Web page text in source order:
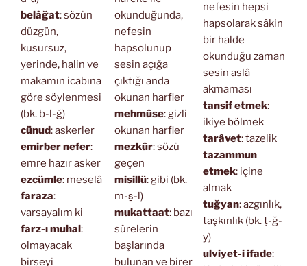
belâğat: sözün
düzgün,
kusursuz,
yerinde, halin ve
makamın icabına
göre söylenmesi
(bk. b-l-ğ)
cünud: askerler
emirber nefer:
emre hazır asker
ezcümle: meselâ
faraza:
varsayalım ki
farz-ı muhal:
olmayacak
birşeyi
okunduğunda,
nefesin
hapsolunup
sesin açığa
çıktığı anda
okunan harfler
mehmûse: gizli
okunan harfler
mezkûr: sözü
geçen
misillü: gibi (bk.
m-s̱-l)
mukattaat: bazı
sûrelerin
başlarında
bulunan ve birer
nefesin hepsi
hapsolarak sâkin
bir halde
okunduğu zaman
sesin aslâ
akmaması
tansif etmek:
ikiye bölmek
tarâvet: tazelik
tazammun
etmek: içine
almak
tuğyan: azgınlık,
taşkınlık (bk. ṭ-ğ-
y)
ulviyet-i ifade: